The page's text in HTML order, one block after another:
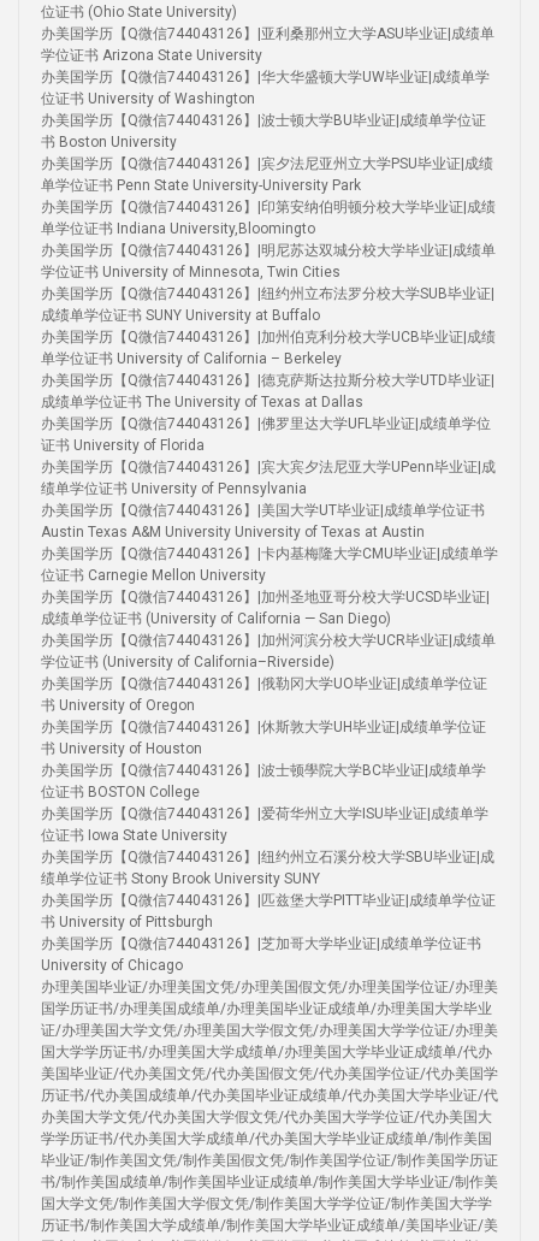
位证书 (Ohio State University)
办美国学历【Q微信744043126】|亚利桑那州立大学ASU毕业证|成绩单
学位证书 Arizona State University
办美国学历【Q微信744043126】|华大华盛顿大学UW毕业证|成绩单学
位证书 University of Washington
办美国学历【Q微信744043126】|波士顿大学BU毕业证|成绩单学位证
书 Boston University
办美国学历【Q微信744043126】|宾夕法尼亚州立大学PSU毕业证|成绩
单学位证书 Penn State University-University Park
办美国学历【Q微信744043126】|印第安纳伯明顿分校大学毕业证|成绩
单学位证书 Indiana University,Bloomingto
办美国学历【Q微信744043126】|明尼苏达双城分校大学毕业证|成绩单
学位证书 University of Minnesota, Twin Cities
办美国学历【Q微信744043126】|纽约州立布法罗分校大学SUB毕业证|
成绩单学位证书 SUNY University at Buffalo
办美国学历【Q微信744043126】|加州伯克利分校大学UCB毕业证|成绩
单学位证书 University of California – Berkeley
办美国学历【Q微信744043126】|德克萨斯达拉斯分校大学UTD毕业证|
成绩单学位证书 The University of Texas at Dallas
办美国学历【Q微信744043126】|佛罗里达大学UFL毕业证|成绩单学位
证书 University of Florida
办美国学历【Q微信744043126】|宾大宾夕法尼亚大学UPenn毕业证|成
绩单学位证书 University of Pennsylvania
办美国学历【Q微信744043126】|美国大学UT毕业证|成绩单学位证书
Austin Texas A&M University University of Texas at Austin
办美国学历【Q微信744043126】|卡内基梅隆大学CMU毕业证|成绩单学
位证书 Carnegie Mellon University
办美国学历【Q微信744043126】|加州圣地亚哥分校大学UCSD毕业证|
成绩单学位证书 (University of California — San Diego)
办美国学历【Q微信744043126】|加州河滨分校大学UCR毕业证|成绩单
学位证书 (University of California–Riverside)
办美国学历【Q微信744043126】|俄勒冈大学UO毕业证|成绩单学位证
书 University of Oregon
办美国学历【Q微信744043126】|休斯敦大学UH毕业证|成绩单学位证
书 University of Houston
办美国学历【Q微信744043126】|波士顿學院大学BC毕业证|成绩单学
位证书 BOSTON College
办美国学历【Q微信744043126】|爱荷华州立大学ISU毕业证|成绩单学
位证书 Iowa State University
办美国学历【Q微信744043126】|纽约州立石溪分校大学SBU毕业证|成
绩单学位证书 Stony Brook University SUNY
办美国学历【Q微信744043126】|匹兹堡大学PITT毕业证|成绩单学位证
书 University of Pittsburgh
办美国学历【Q微信744043126】|芝加哥大学毕业证|成绩单学位证书
University of Chicago
办理美国毕业证/办理美国文凭/办理美国假文凭/办理美国学位证/办理美
国学历证书/办理美国成绩单/办理美国毕业证成绩单/办理美国大学毕业
证/办理美国大学文凭/办理美国大学假文凭/办理美国大学学位证/办理美
国大学学历证书/办理美国大学成绩单/办理美国大学毕业证成绩单/代办
美国毕业证/代办美国文凭/代办美国假文凭/代办美国学位证/代办美国学
历证书/代办美国成绩单/代办美国毕业证成绩单/代办美国大学毕业证/代
办美国大学文凭/代办美国大学假文凭/代办美国大学学位证/代办美国大
学学历证书/代办美国大学成绩单/代办美国大学毕业证成绩单/制作美国
毕业证/制作美国文凭/制作美国假文凭/制作美国学位证/制作美国学历证
书/制作美国成绩单/制作美国毕业证成绩单/制作美国大学毕业证/制作美
国大学文凭/制作美国大学假文凭/制作美国大学学位证/制作美国大学学
历证书/制作美国大学成绩单/制作美国大学毕业证成绩单/美国毕业证/美